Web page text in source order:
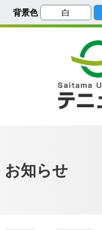
ン
背景色 白
埼
お知らせ